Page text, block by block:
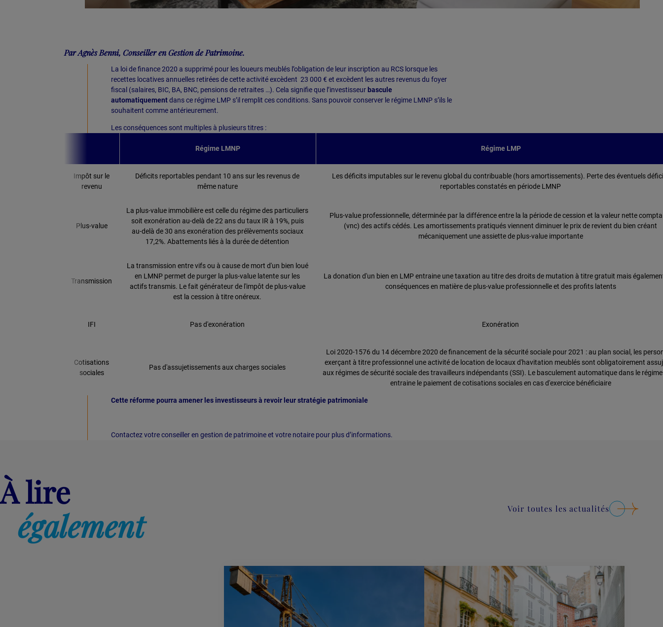
Par Agnès Benni, Conseiller en Gestion de Patrimoine.
La loi de finance 2020 a supprimé pour les loueurs meublés l’obligation de leur inscription au RCS lorsque les
recettes locatives annuelles retirées de cette activité excèdent 23 000 € et excèdent les autres revenus du foyer
fiscal (salaires, BIC, BA, BNC, pensions de retraites …). Cela signifie que l’investisseur bascule
automatiquementdans ce régime LMP s’il remplit ces conditions. Sans pouvoir conserver le régime LMNP s’ils le
souhaitent comme antérieurement.
Les conséquences sont multiples à plusieurs titres :
Régime LMNP Régime LMP
Impôt sur le
revenu
Déficits reportables pendant 10 ans sur les revenus de
même nature
Les déficits imputables sur le revenu global du contribuable (hors amortissements). Perte des éventuels
reportables constatés en période LMNP
Plus-value
La plus-value immobilière est celle du régime des particuliers
soit exonération au-delà de 22 ans du taux IR à 19%, puis
au-delà de 30 ans exonération des prélèvements sociaux
17,2%. Abattements liés à la durée de détention
Plus-value professionnelle, déterminée par la différence entre la la période de cession et la valeur nette
(vnc) des actifs cédés. Les amortissements pratiqués viennent diminuer le prix de revient du bien créant
mécaniquement une assiette de plus-value importante
Transmission
La transmission entre vifs ou à cause de mort d'un bien loué
en LMNP permet de purger la plus-value latente sur les
actifs transmis. Le fait générateur de l'impôt de plus-value
est la cession à titre onéreux.
La donation d'un bien en LMP entraine une taxation au titre des droits de mutation à titre gratuit mais
conséquences en matière de plus-value professionnelle et des profits latents
IFI Pas d'exonération Exonération
Cotisations
sociales
Pas d'assujetissements aux charges sociales
Loi 2020-1576 du 14 décembre 2020 de financement de la sécurité sociale pour 2021 : au plan social, les
exerçant à titre professionnel une activité de location de locaux d'havitation meublés sont obligatoirement
aux régimes de sécurité sociale des travailleurs indépendants (SSI). Le basculement automatique dans le
entraine le paiement de cotisations sociales en cas d'exercice bénéficiaire
Cette réforme pourra amener les investisseurs à revoir leur stratégie patrimoniale
Contactez votre conseiller en gestion de patrimoine et votre notaire pour plus d’informations.
À lire
également
Voir toutes les actualités
Lire plus Lire plus